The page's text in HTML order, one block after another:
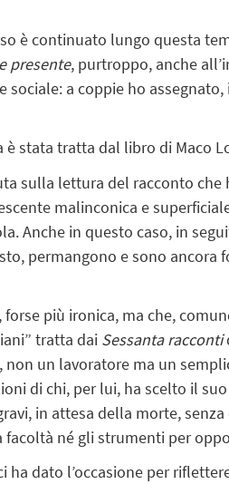
è continuato lungo questa
presente, purtroppo, anche
sociale: a coppie ho
è stata tratta dal libro di Maco
sulla lettura del racconto
malinconica e
Anche in questo caso, in
permangono e sono
forse più ironica, ma che,
tratta dai Sessanta racconti
non un lavoratore ma un
di chi, per lui, ha scelto il
in attesa della morte,
né gli strumenti per
ha dato l’occasione per